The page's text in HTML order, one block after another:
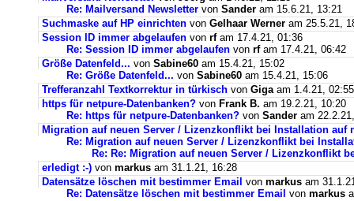
Re: Mailversand Newsletter von Sander am 15.6.21, 13:21
Suchmaske auf HP einrichten von Gelhaar Werner am 25.5.21,
Session ID immer abgelaufen von rfam 17.4.21, 01:36
Re: Session ID immer abgelaufen von rfam 17.4.21, 06:42
Größe Datenfeld... von Sabine60 am 15.4.21, 15:02
Re: Größe Datenfeld... von Sabine60 am 15.4.21, 15:06
Trefferanzahl Textkorrektur in türkisch von Gigaam 1.4.21, 02:55
https für netpure-Datenbanken? von Frank B. am 19.2.21, 10:20
Re: https für netpure-Datenbanken? von Sander am
Migration auf neuen Server / Lizenzkonflikt bei Installation auf
Re: Migration auf neuen Server / Lizenzkonflikt bei
Re: Re: Migration auf neuen Server / Lizenzkonflikt
erledigt :-) von markus am 31.1.21, 16:28
Datensätze löschen mit bestimmer Email von markus am
Re: Datensätze löschen mit bestimmer Email von markus